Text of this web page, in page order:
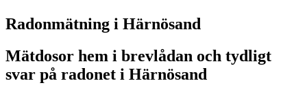
Radonmätning i Härnösand
Mätdosor hem i brevlådan och tydligt
svar på radonet i Härnösand